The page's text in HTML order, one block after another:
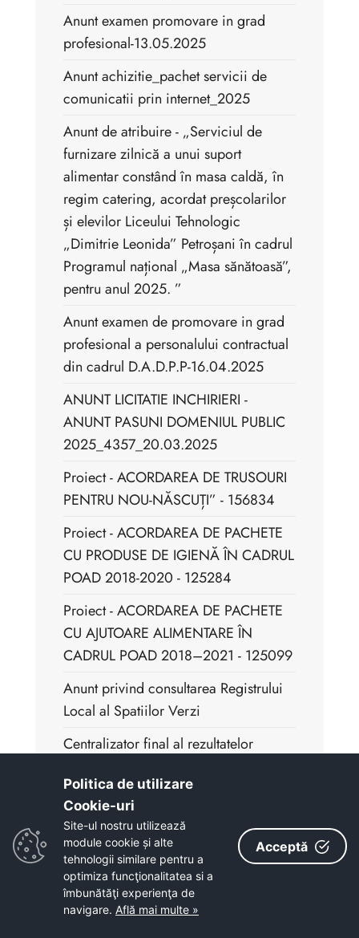
Anunt examen promovare in grad
profesional-13.05.2025
Anunt achizitie_pachet servicii de
comunicatii prin internet_2025
Anunt de atribuire - „Serviciul de
furnizare zilnică a unui suport
alimentar constând în masa caldă, în
regim catering, acordat preșcolarilor
și elevilor Liceului Tehnologic
„Dimitrie Leonida” Petroșani în cadrul
Programul național „Masa sănătoasă”,
pentru anul 2025. ”
Anunt examen de promovare in grad
profesional a personalului contractual
din cadrul D.A.D.P.P-16.04.2025
ANUNT LICITATIE INCHIRIERI -
ANUNT PASUNI DOMENIUL PUBLIC
2025_4357_20.03.2025
Proiect - ACORDAREA DE TRUSOURI
PENTRU NOU-NĂSCUȚI” - 156834
Proiect - ACORDAREA DE PACHETE
CU PRODUSE DE IGIENĂ ÎN CADRUL
POAD 2018-2020 - 125284
Proiect - ACORDAREA DE PACHETE
CU AJUTOARE ALIMENTARE ÎN
CADRUL POAD 2018–2021 - 125099
Anunt privind consultarea Registrului
Local al Spatiilor Verzi
Centralizator final al rezultatelor
profesional DAS 25.02.2025
Rezultat proba interviu-examen de
promovare DAS 25.02.2025
Rezultatul probei scrise la examenul
de promovare DAS 25.02.2025
Politica de utilizare
Cookie-uri‎
Site-ul nostru utilizează
module cookie și alte
tehnologii similare pentru a
optimiza funcţionalitatea si a
îmbunătăţi experienţa de
navigare. Află mai multe »
Acceptă